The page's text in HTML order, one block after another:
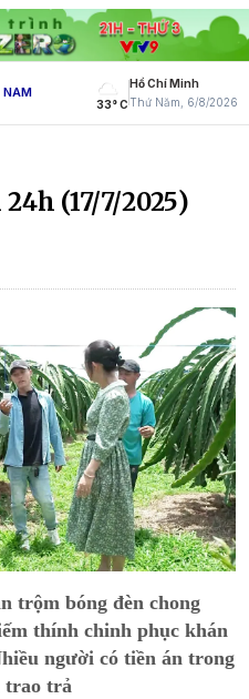
NAM
33° C
Hồ Chí Minh
Thứ Năm, 6/8/2026
(17/7/2025)
trộm bóng đèn chong
thính chinh phục khán
người có tiền án trong
trao trả